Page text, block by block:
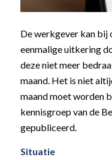
De werkgever kan bij
eenmalige uitkering
deze niet meer
maand. Het is niet
maand moet worden
kennisgroep van de
gepubliceerd.
Situatie